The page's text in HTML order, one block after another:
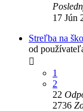
17 Jún
Streľba na
od
1
2
22
2736